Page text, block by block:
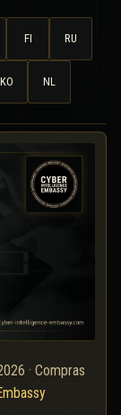
FI RU
KO NL
· Compras